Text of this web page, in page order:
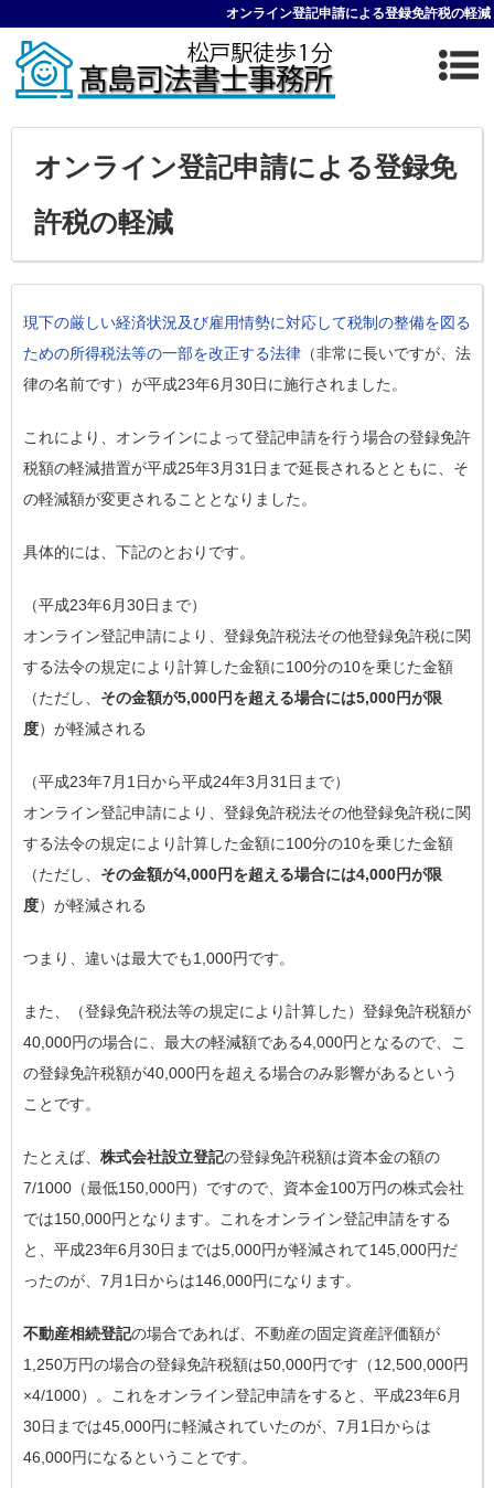
オンライン登記申請による登録免許税の軽減
オンライン登記申請による登録免
許税の軽減
現下の厳しい経済状況及び雇用情勢に対応して税制の整備を図る
ための所得税法等の一部を改正する法律 （非常に長いですが、法
律の名前です）が平成23年6月30日に施行されました。
これにより、オンラインによって登記申請を行う場合の登録免許
税額の軽減措置が平成25年3月31日まで延長されるとともに、そ
の軽減額が変更されることとなりました。
具体的には、下記のとおりです。
（平成23年6月30日まで）
オンライン登記申請により、登録免許税法その他登録免許税に関
する法令の規定により計算した金額に100分の10を乗じた金額
（ただし、 その金額が5,000円を超える場合には5,000円が限
度）が軽減される
（平成23年7月1日から平成24年3月31日まで）
オンライン登記申請により、登録免許税法その他登録免許税に関
する法令の規定により計算した金額に100分の10を乗じた金額
（ただし、 その金額が4,000円を超える場合には4,000円が限
度）が軽減される
つまり、違いは最大でも1,000円です。
また、（登録免許税法等の規定により計算した）登録免許税額が
40,000円の場合に、最大の軽減額である4,000円となるので、こ
の登録免許税額が40,000円を超える場合のみ影響があるという
ことです。
たとえば、 株式会社設立登記の登録免許税額は資本金の額の
7/1000（最低150,000円）ですので、資本金100万円の株式会社
では150,000円となります。これをオンライン登記申請をする
と、平成23年6月30日までは5,000円が軽減されて145,000円だ
ったのが、7月1日からは146,000円になります。
不動産相続登記の場合であれば、不動産の固定資産評価額が
1,250万円の場合の登録免許税額は50,000円です（12,500,000円
×4/1000）。これをオンライン登記申請をすると、平成23年6月
30日までは45,000円に軽減されていたのが、7月1日からは
46,000円になるということです。